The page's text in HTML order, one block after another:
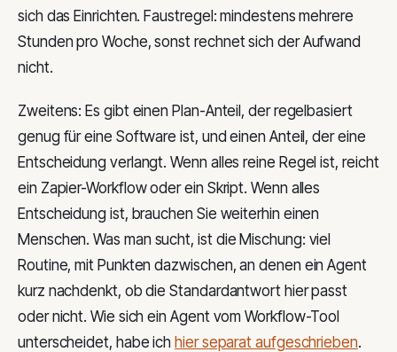
sich das Einrichten. Faustregel: mindestens mehrere
Stunden pro Woche, sonst rechnet sich der Aufwand
nicht.
Zweitens: Es gibt einen Plan-Anteil, der regelbasiert
genug für eine Software ist, und einen Anteil, der eine
Entscheidung verlangt. Wenn alles reine Regel ist, reicht
ein Zapier-Workflow oder ein Skript. Wenn alles
Entscheidung ist, brauchen Sie weiterhin einen
Menschen. Was man sucht, ist die Mischung: viel
Routine, mit Punkten dazwischen, an denen ein Agent
kurz nachdenkt, ob die Standardantwort hier passt
oder nicht. Wie sich ein Agent vom Workflow-Tool
unterscheidet, habe ich hier separat aufgeschrieben.